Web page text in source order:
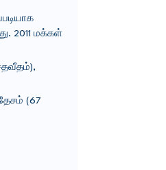
2011 மக்கள்
(67